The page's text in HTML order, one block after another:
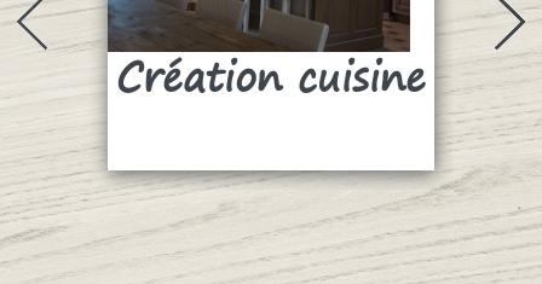
Création cuisine